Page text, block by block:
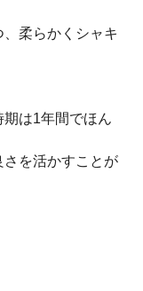
柔らかくシャキ
は1年間でほん
を活かすことが